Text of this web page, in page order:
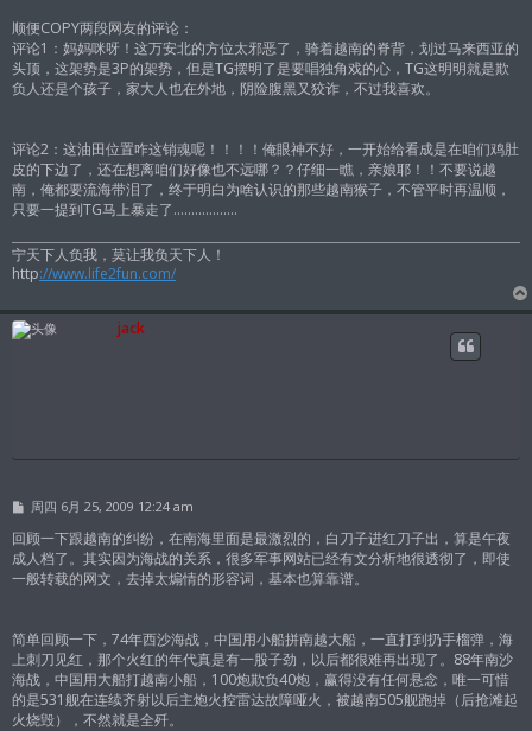
顺便COPY两段网友的评论：
评论1：妈妈咪呀！这万安北的方位太邪恶了，骑着越南的脊背，划过马来西亚的
头顶，这架势是3P的架势，但是TG摆明了是要唱独角戏的心，TG这明明就是欺
负人还是个孩子，家大人也在外地，阴险腹黑又狡诈，不过我喜欢。
评论2：这油田位置咋这销魂呢！！！！俺眼神不好，一开始给看成是在咱们鸡肚
皮的下边了，还在想离咱们好像也不远哪？？仔细一瞧，亲娘耶！！不要说越
南，俺都要流海带泪了，终于明白为啥认识的那些越南猴子，不管平时再温顺，
只要一提到TG马上暴走了………………
宁天下人负我，莫让我负天下人！
http://www.life2fun.com/
jack
帖
周四 6月 25, 2009 12:24 am
回顾一下跟越南的纠纷，在南海里面是最激烈的，白刀子进红刀子出，算是午夜
成人档了。其实因为海战的关系，很多军事网站已经有文分析地很透彻了，即使
一般转载的网文，去掉太煽情的形容词，基本也算靠谱。
简单回顾一下，74年西沙海战，中国用小船拼南越大船，一直打到扔手榴弹，海
上刺刀见红，那个火红的年代真是有一股子劲，以后都很难再出现了。88年南沙
海战，中国用大船打越南小船，100炮欺负40炮，赢得没有任何悬念，唯一可惜
的是531舰在连续齐射以后主炮火控雷达故障哑火，被越南505舰跑掉（后抢滩起
火烧毁），不然就是全歼。